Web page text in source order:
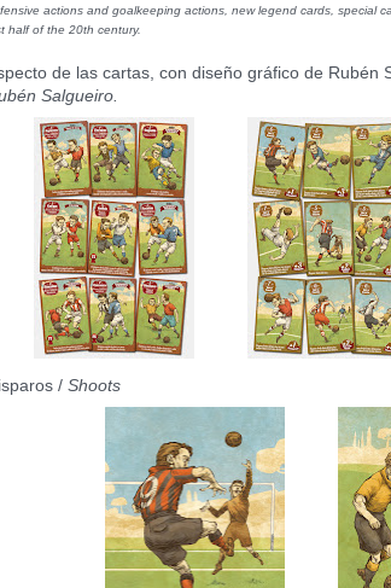
actions and goalkeeping actions, new legend cards, special
half of the 20th century.
de las cartas, con diseño gráfico de Rubén
Salgueiro.
/ Shoots